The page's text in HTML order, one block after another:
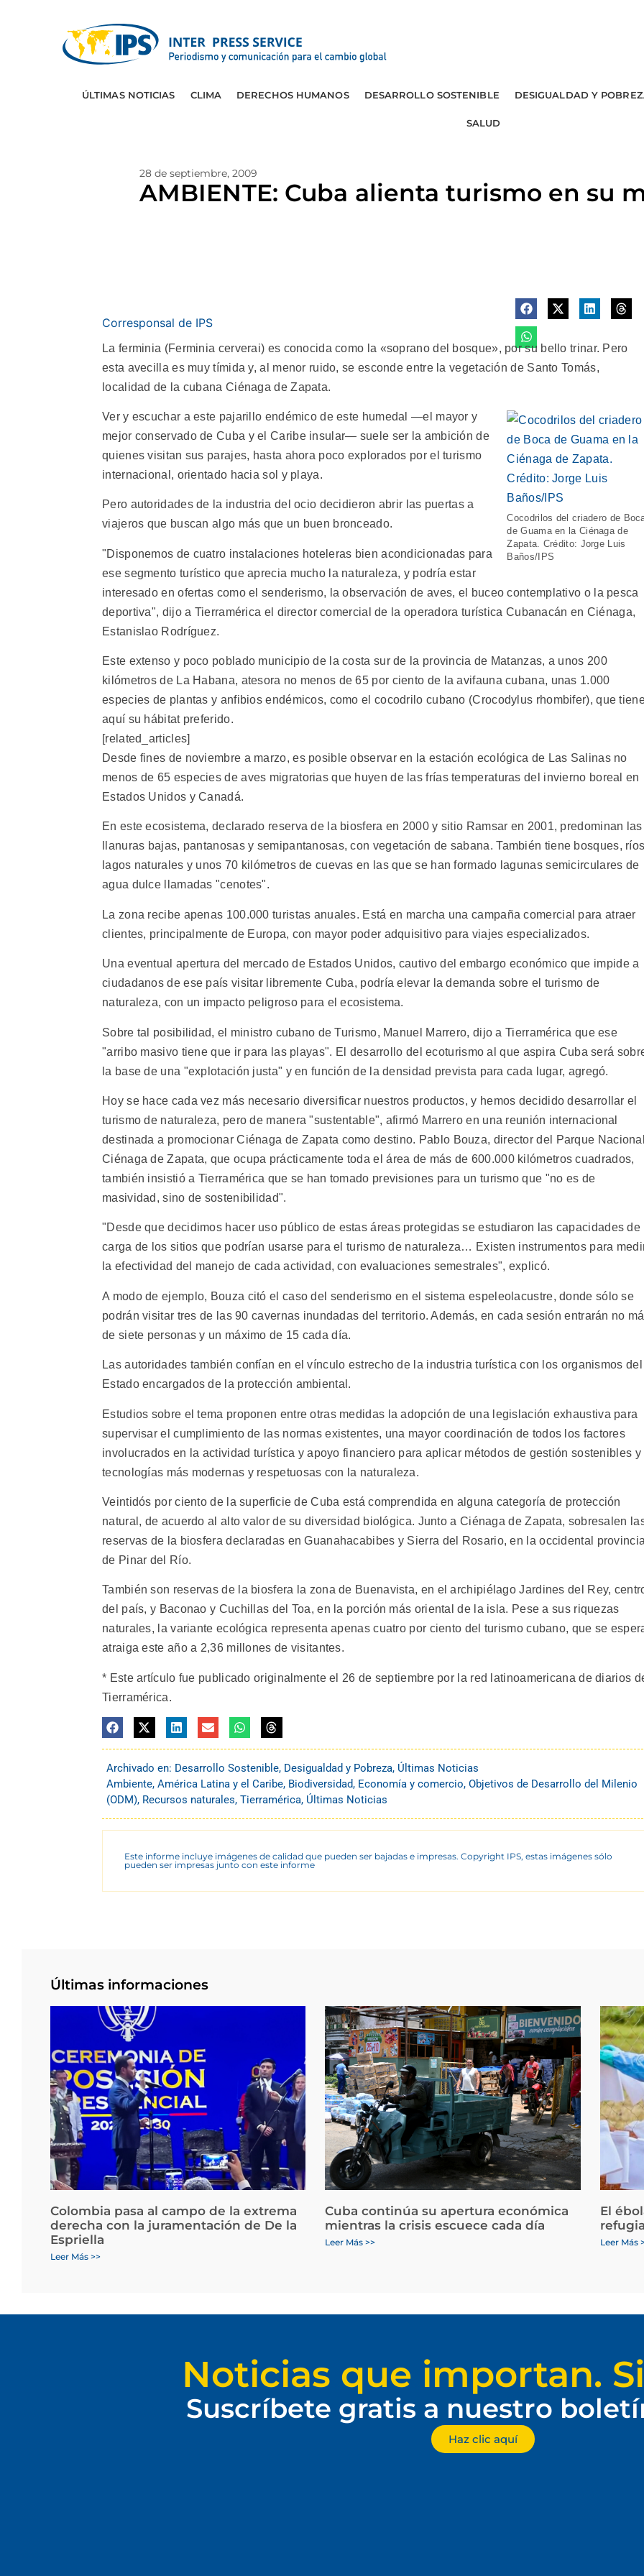
ÚLTIMAS NOTICIAS CLIMA DERECHOS HUMANOS DESARROLLO SOSTENIBLE DESIGUALDAD Y
SALUD
28 de septiembre, 2009
AMBIENTE: Cuba alienta turismo en su
Corresponsal de IPS
La ferminia (Ferminia cerverai) es conocida como la «soprano del bosque», por su bello trinar. Pero
esta avecilla es muy tímida y, al menor ruido, se esconde entre la vegetación de Santo Tomás,
localidad de la cubana Ciénaga de Zapata.
Cocodrilos del criadero de
de Guama en la Ciénaga de
Zapata. Crédito: Jorge Luis
Baños/IPS
Ver y escuchar a este pajarillo endémico de este humedal —el mayor y
mejor conservado de Cuba y el Caribe insular— suele ser la ambición de
quienes visitan sus parajes, hasta ahora poco explorados por el turismo
internacional, orientado hacia sol y playa.
Pero autoridades de la industria del ocio decidieron abrir las puertas a
viajeros que buscan algo más que un buen bronceado.
"Disponemos de cuatro instalaciones hoteleras bien acondicionadas para
ese segmento turístico que aprecia mucho la naturaleza, y podría estar
interesado en ofertas como el senderismo, la observación de aves, el buceo contemplativo o la pesca
deportiva", dijo a Tierramérica el director comercial de la operadora turística Cubanacán en Ciénaga,
Estanislao Rodríguez.
Este extenso y poco poblado municipio de la costa sur de la provincia de Matanzas, a unos 200
kilómetros de La Habana, atesora no menos de 65 por ciento de la avifauna cubana, unas 1.000
especies de plantas y anfibios endémicos, como el cocodrilo cubano (Crocodylus rhombifer), que
aquí su hábitat preferido.
[related_articles]
Desde fines de noviembre a marzo, es posible observar en la estación ecológica de Las Salinas no
menos de 65 especies de aves migratorias que huyen de las frías temperaturas del invierno boreal en
Estados Unidos y Canadá.
En este ecosistema, declarado reserva de la biosfera en 2000 y sitio Ramsar en 2001, predominan las
llanuras bajas, pantanosas y semipantanosas, con vegetación de sabana. También tiene bosques,
lagos naturales y unos 70 kilómetros de cuevas en las que se han formado lagunas semicirculares de
agua dulce llamadas "cenotes".
La zona recibe apenas 100.000 turistas anuales. Está en marcha una campaña comercial para atraer
clientes, principalmente de Europa, con mayor poder adquisitivo para viajes especializados.
Una eventual apertura del mercado de Estados Unidos, cautivo del embargo económico que impide a
ciudadanos de ese país visitar libremente Cuba, podría elevar la demanda sobre el turismo de
naturaleza, con un impacto peligroso para el ecosistema.
Sobre tal posibilidad, el ministro cubano de Turismo, Manuel Marrero, dijo a Tierramérica que ese
"arribo masivo tiene que ir para las playas". El desarrollo del ecoturismo al que aspira Cuba será
la base de una "explotación justa" y en función de la densidad prevista para cada lugar, agregó.
Hoy se hace cada vez más necesario diversificar nuestros productos, y hemos decidido desarrollar el
turismo de naturaleza, pero de manera "sustentable", afirmó Marrero en una reunión internacional
destinada a promocionar Ciénaga de Zapata como destino. Pablo Bouza, director del Parque
Ciénaga de Zapata, que ocupa prácticamente toda el área de más de 600.000 kilómetros cuadrados,
también insistió a Tierramérica que se han tomado previsiones para un turismo que "no es de
masividad, sino de sostenibilidad".
"Desde que decidimos hacer uso público de estas áreas protegidas se estudiaron las capacidades de
carga de los sitios que podrían usarse para el turismo de naturaleza… Existen instrumentos para
la efectividad del manejo de cada actividad, con evaluaciones semestrales", explicó.
A modo de ejemplo, Bouza citó el caso del senderismo en el sistema espeleolacustre, donde sólo se
podrán visitar tres de las 90 cavernas inundadas del territorio. Además, en cada sesión entrarán no
de siete personas y un máximo de 15 cada día.
Las autoridades también confían en el vínculo estrecho de la industria turística con los organismos del
Estado encargados de la protección ambiental.
Estudios sobre el tema proponen entre otras medidas la adopción de una legislación exhaustiva para
supervisar el cumplimiento de las normas existentes, una mayor coordinación de todos los factores
involucrados en la actividad turística y apoyo financiero para aplicar métodos de gestión sostenibles y
tecnologías más modernas y respetuosas con la naturaleza.
Veintidós por ciento de la superficie de Cuba está comprendida en alguna categoría de protección
natural, de acuerdo al alto valor de su diversidad biológica. Junto a Ciénaga de Zapata, sobresalen
reservas de la biosfera declaradas en Guanahacabibes y Sierra del Rosario, en la occidental
de Pinar del Río.
También son reservas de la biosfera la zona de Buenavista, en el archipiélago Jardines del Rey,
del país, y Baconao y Cuchillas del Toa, en la porción más oriental de la isla. Pese a sus riquezas
naturales, la variante ecológica representa apenas cuatro por ciento del turismo cubano, que se
atraiga este año a 2,36 millones de visitantes.
* Este artículo fue publicado originalmente el 26 de septiembre por la red latinoamericana de diarios
Tierramérica.
Archivado en: Desarrollo Sostenible, Desigualdad y Pobreza, Últimas Noticias
Ambiente, América Latina y el Caribe, Biodiversidad, Economía y comercio, Objetivos de Desarrollo del Milenio
(ODM), Recursos naturales, Tierramérica, Últimas Noticias
Este informe incluye imágenes de calidad que pueden ser bajadas e impresas. Copyright IPS, estas imágenes sólo
pueden ser impresas junto con este informe
Últimas informaciones
Colombia pasa al campo de la extrema
derecha con la juramentación de De la
Espriella
Leer Más >>
Cuba continúa su apertura económica
mientras la crisis escuece cada día
Leer Más >>
El
Leer Más
Noticias que importan.
Suscríbete gratis a nuestro
Haz clic aquí